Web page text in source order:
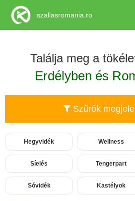
Találja meg a
Erdélyben és
Szűrők
Hegyvidék Wellness
Síelés Tengerpart
Sóvidék Kastélyok
szallasromania.ro